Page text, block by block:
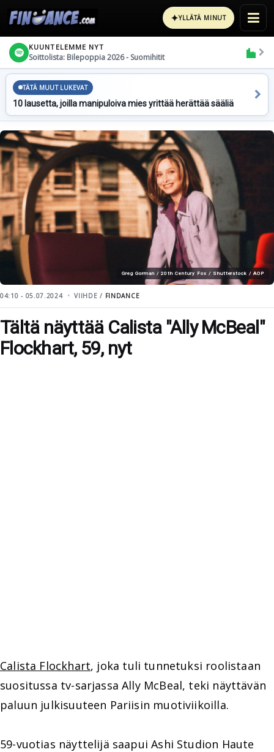
✦YLLÄTÄ MINUT
KUUNTELEMME NYT
Soittolista: Bilepoppia 2026 - Suomihitit
TÄTÄ MUUT LUKEVAT
10 lausetta, joilla manipuloiva mies yrittää herättää sääliä
Greg Gorman / 20th Century Fox / Shutterstock / AOP
04:10 - 05.07.2024 VIIHDE / FINDANCE
Tältä näyttää Calista "Ally McBeal"
Flockhart, 59, nyt
Calista Flockhart, joka tuli tunnetuksi roolistaan
suositussa tv-sarjassa Ally McBeal, teki näyttävän
paluun julkisuuteen Pariisin muotiviikoilla.
59-vuotias näyttelijä saapui Ashi Studion Haute